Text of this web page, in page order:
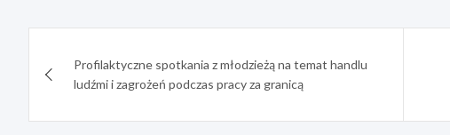
wpisuProfilaktyczne spotkania z młodzieżą na temat handlu
ludźmi i zagrożeń podczas pracy za granicą